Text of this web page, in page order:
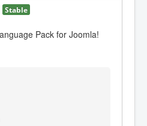
Stable
Pack for Joomla!